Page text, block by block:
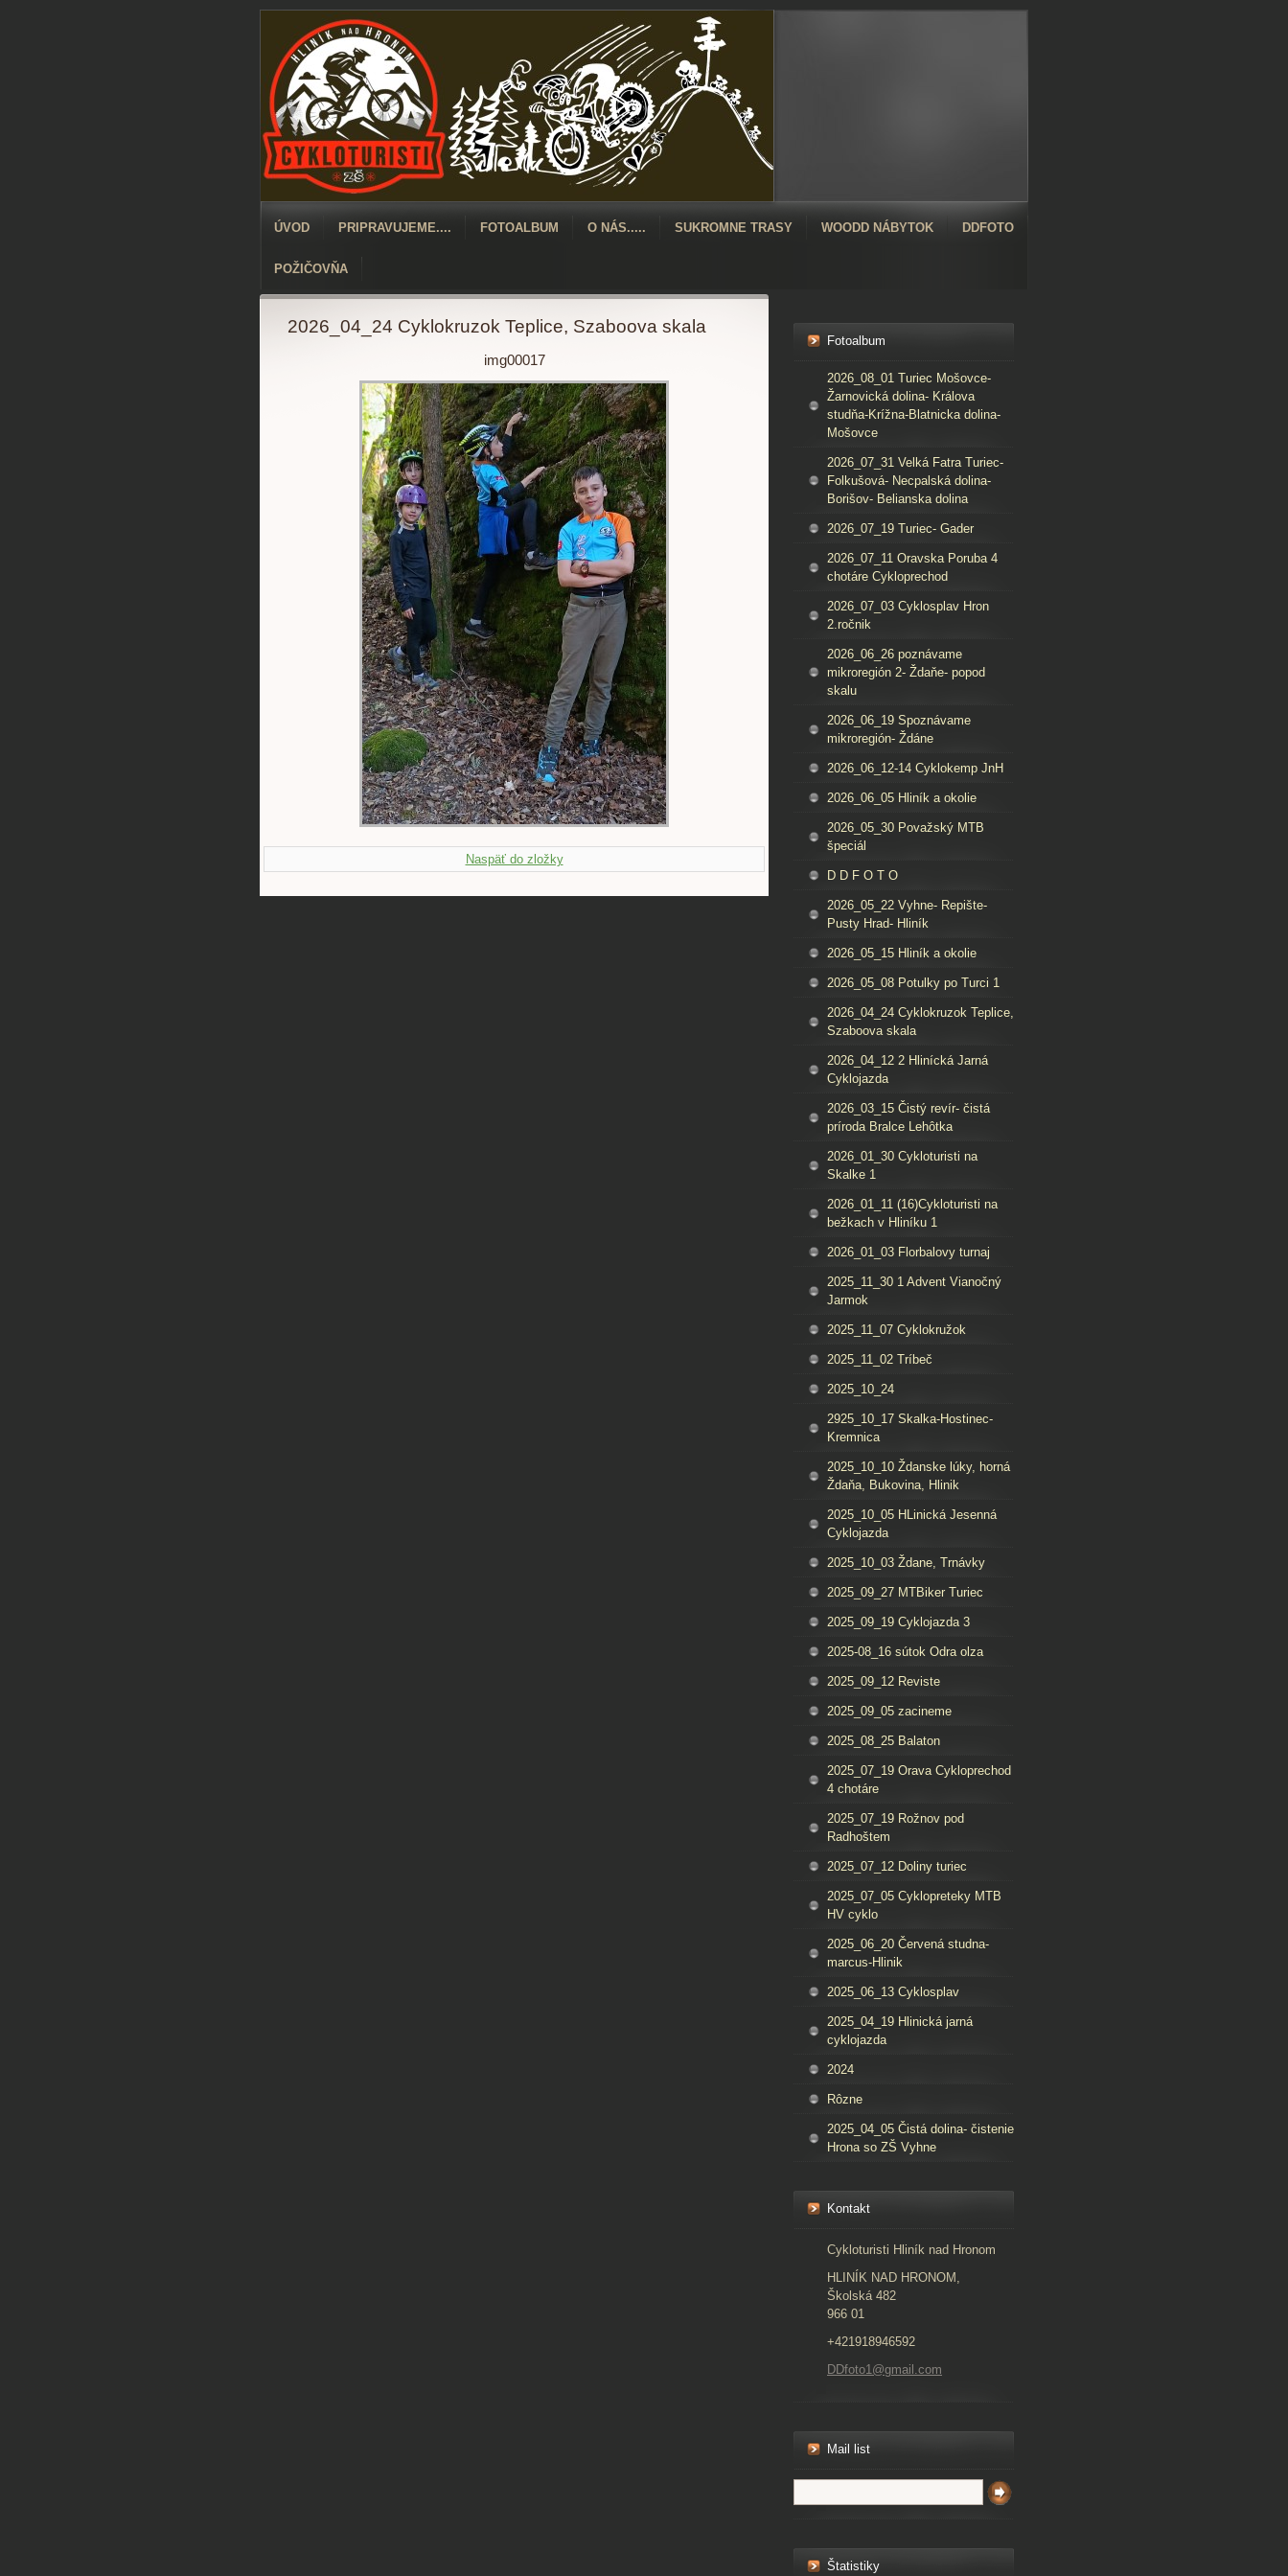
ÚVOD PRIPRAVUJEME.... FOTOALBUM O NÁS..... SUKROMNE TRASY WOODD NÁBYTOK DDFOTO
POŽIČOVŇA
2026_04_24 Cyklokruzok Teplice, Szaboova skala
img00017
Naspäť do zložky
Fotoalbum
2026_08_01 Turiec Mošovce-
Žarnovická dolina- Králova
studňa-Krížna-Blatnicka dolina-
Mošovce
2026_07_31 Velká Fatra Turiec-
Folkušová- Necpalská dolina-
Borišov- Belianska dolina
2026_07_19 Turiec- Gader
2026_07_11 Oravska Poruba 4
chotáre Cykloprechod
2026_07_03 Cyklosplav Hron
2.ročnik
2026_06_26 poznávame
mikroregión 2- Ždaňe- popod
skalu
2026_06_19 Spoznávame
mikroregión- Ždáne
2026_06_12-14 Cyklokemp JnH
2026_06_05 Hliník a okolie
2026_05_30 Považský MTB
špeciál
D D F O T O
2026_05_22 Vyhne- Repište-
Pusty Hrad- Hliník
2026_05_15 Hliník a okolie
2026_05_08 Potulky po Turci 1
2026_04_24 Cyklokruzok Teplice,
Szaboova skala
2026_04_12 2 Hlinícká Jarná
Cyklojazda
2026_03_15 Čistý revír- čistá
príroda Bralce Lehôtka
2026_01_30 Cykloturisti na
Skalke 1
2026_01_11 (16)Cykloturisti na
bežkach v Hliníku 1
2026_01_03 Florbalovy turnaj
2025_11_30 1 Advent Vianočný
Jarmok
2025_11_07 Cyklokružok
2025_11_02 Tríbeč
2025_10_24
2925_10_17 Skalka-Hostinec-
Kremnica
2025_10_10 Ždanske lúky, horná
Ždaňa, Bukovina, Hlinik
2025_10_05 HLinická Jesenná
Cyklojazda
2025_10_03 Ždane, Trnávky
2025_09_27 MTBiker Turiec
2025_09_19 Cyklojazda 3
2025-08_16 sútok Odra olza
2025_09_12 Reviste
2025_09_05 zacineme
2025_08_25 Balaton
2025_07_19 Orava Cykloprechod
4 chotáre
2025_07_19 Rožnov pod
Radhoštem
2025_07_12 Doliny turiec
2025_07_05 Cyklopreteky MTB
HV cyklo
2025_06_20 Červená studna-
marcus-Hlinik
2025_06_13 Cyklosplav
2025_04_19 Hlinická jarná
cyklojazda
2024
Rôzne
2025_04_05 Čistá dolina- čistenie
Hrona so ZŠ Vyhne
Kontakt
Cykloturisti Hliník nad Hronom
HLINÍK NAD HRONOM,
Školská 482
966 01
+421918946592
DDfoto1@gmail.com
Mail list
Štatistiky